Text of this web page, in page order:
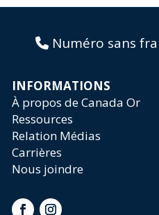
Numéro sans
INFORMATIONS
À propos de Canada Or
Ressources
Relation Médias
Carrières
Nous joindre